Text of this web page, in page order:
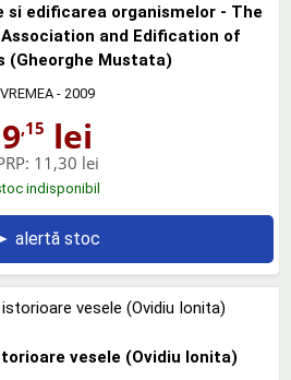
si edificarea organismelor - The
and Edification of
(Gheorghe Mustata)
VREMEA- 2009
9,15 lei
11,30 lei
indisponibil
alertă stoc
vesele (Ovidiu Ionita)